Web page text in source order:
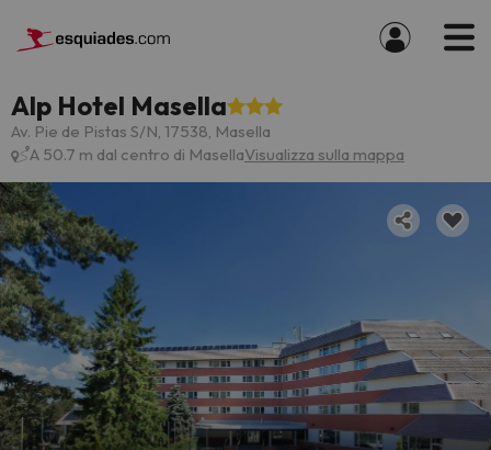
Alp Hotel Masella
Av. Pie de Pistas S/N, 17538, Masella
A 50.7 m dal centro di MasellaVisualizza sulla mappa